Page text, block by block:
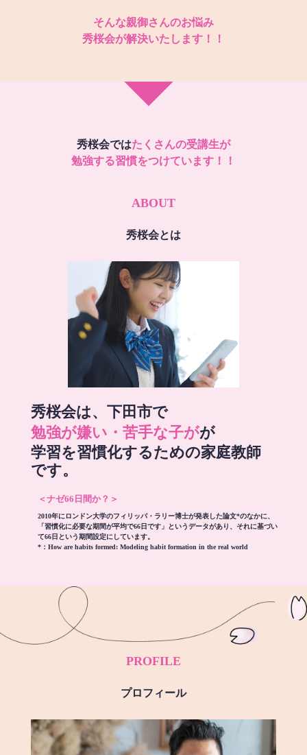
そんな親御さんのお悩み
秀桜会が解決いたします！！
秀桜会ではたくさんの受講生が
勉強する習慣をつけています！！
ABOUT
秀桜会とは
秀桜会は、下田市で
勉強が嫌い・苦手な子がが
学習を習慣化するための家庭教師
です。
＜ナゼ66日間か？＞
2010年にロンドン大学のフィリッパ・ラリー博士が発表した論文*のなかに、
「習慣化に必要な期間が平均で66日です」というデータがあり、それに基づい
て66日という期間設定にしています。
*： How are habits formed: Modeling habit formation in the real world
PROFILE
プロフィール